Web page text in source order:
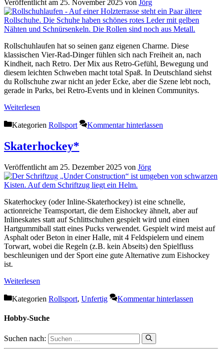
Veröffentlicht am 25. November 2025 von Jörg
Rollschuhlaufen hat so seinen ganz eigenen Charme. Diese
klassischen Vier-Rad-Dinger fühlen sich nach Freiheit an, nach
Kindheit, nach Retro. Der Mix aus Retro-Gefühl, Bewegung und
diesem leichten Schweben macht total Spaß. In Deutschland siehst
du Rollschuhe zwar nicht an jeder Ecke, aber die Szene lebt noch,
gerade in Parks, bei Retro-Events und in kleinen Communitys.
Weiterlesen
Kategorien Rollsport Kommentar hinterlassen
Skaterhockey*
Veröffentlicht am 25. Dezember 2025 von Jörg
Skaterhockey (oder Inline-Skaterhockey) ist eine schnelle,
actionreiche Teamsportart, die dem Eishockey ähnelt, aber auf
Inlineskates statt auf Schlittschuhen gespielt wird und einen
Hartgummiball statt eines Pucks verwendet. Gespielt wird meist auf
Asphalt oder Beton in einer Halle, mit 4 Feldspielern und einem
Torwart, wobei die Regeln (z.B. kein Abseits) den Spielfluss
beschleunigen und der Sport eine gute Alternative zum Eishockey
ist.
Weiterlesen
Kategorien Rollsport, Unfertig Kommentar hinterlassen
Hobby-Suche
Suchen nach: